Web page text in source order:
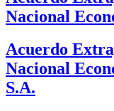
Nacional
Acuerdo
Nacional
S.A.